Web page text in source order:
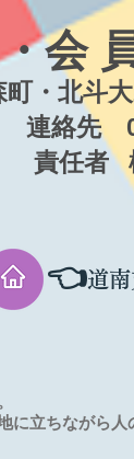
・会
北斗大
先
者 松
👈道
に立ちながら人